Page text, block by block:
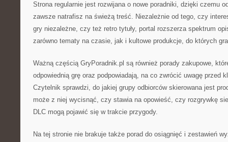
Strona regularnie jest rozwijana o nowe poradniki, dzięki czemu
zawsze natrafisz na świeżą treść. Niezależnie od tego, czy
gry niezależne, czy też retro tytuły, portal rozszerza spektrum
zarówno tematy na czasie, jak i kultowe produkcje, do których
Ważną częścią GryPoradnik.pl są również porady zakupowe,
odpowiednią grę oraz podpowiadają, na co zwrócić uwagę przed
Czytelnik sprawdzi, do jakiej grupy odbiorców skierowana jest
może z niej wycisnąć, czy stawia na opowieść, czy rozgrywkę
DLC mogą pojawić się w trakcie przygody.
Na tej stronie nie brakuje także porad do osiągnięć i zestawień